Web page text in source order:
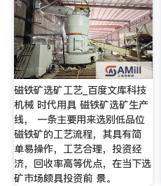
磁铁矿选矿工艺_百度文库科技
机械 时代用具 磁铁矿选矿生产
线， 一条主要用来选别低品位
磁铁矿的工艺流程，其具有简
单易操作，工艺合理，投资经
济，回收率高等优点，在当下选
矿市场颇具投资前 景。